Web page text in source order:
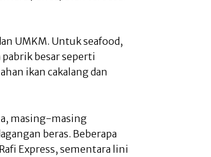
UMKM. Untuk seafood,
pabrik besar seperti
ikan cakalang dan
masing-masing
beras. Beberapa
Express, sementara lini